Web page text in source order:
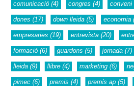
comunicació (4) congres (4) conveni
dones (17) down lleida (5) economia
empresaries (19) entrevista (20)
formació (6) guardons (5) jornada (7)
lleida (9) llibre (4) marketing (6)
pimec (6) premis (4) premis ap (5)